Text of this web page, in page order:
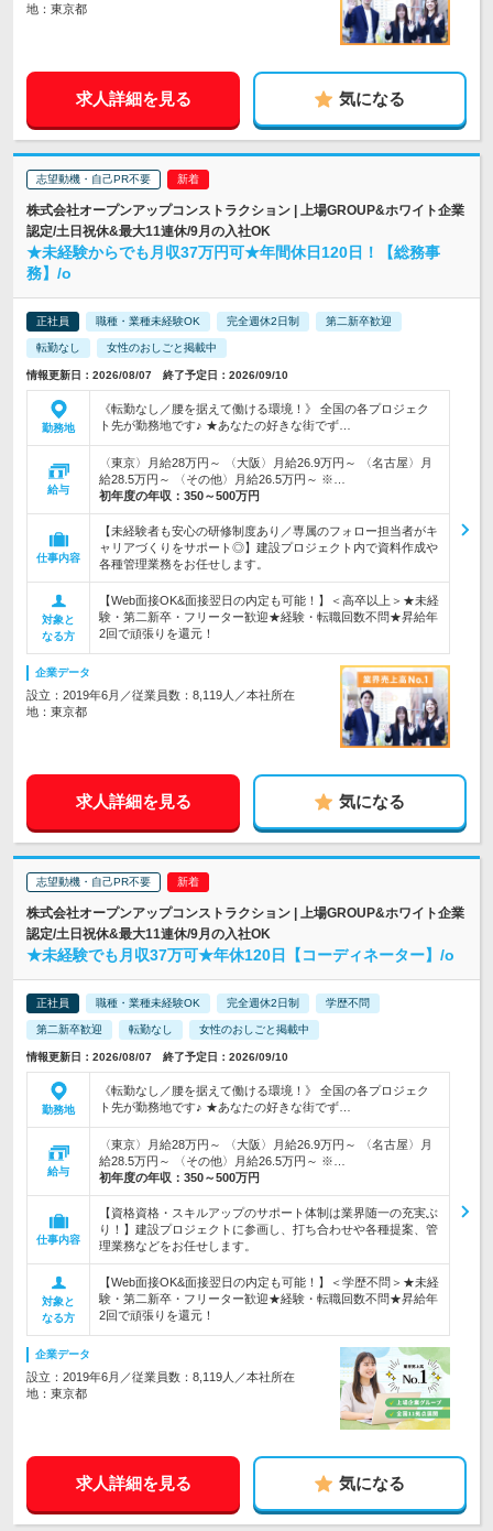
地：東京都
求人詳細を見る 気になる
志望動機・自己PR不要
株式会社オープンアップコンストラクション | 上場GROUP&ホワイト企業
認定/土日祝休&最大11連休/9月の入社OK
★未経験からでも月収37万円可★年間休日120日！【総務事
務】/o
正社員 職種・業種未経験OK 完全週休2日制 第二新卒歓迎
転勤なし 女性のおしごと掲載中
情報更新日：2026/08/07 終了予定日：2026/09/10
勤務地
《転勤なし／腰を据えて働ける環境！》 全国の各プロジェク
ト先が勤務地です♪ ★あなたの好きな街でず…
給与
〈東京〉月給28万円～ 〈大阪〉月給26.9万円～ 〈名古屋〉月
給28.5万円～ 〈その他〉月給26.5万円～ ※…
初年度の年収： 350～500万円
仕事内容
【未経験者も安心の研修制度あり／専属のフォロー担当者がキ
ャリアづくりをサポート◎】建設プロジェクト内で資料作成や
各種管理業務をお任せします。
対象と
なる方
【Web面接OK&面接翌日の内定も可能！】＜高卒以上＞★未経
験・第二新卒・フリーター歓迎★経験・転職回数不問★昇給年
2回で頑張りを還元！
企業データ
設立：2019年6月／従業員数：8,119人／本社所在
地：東京都
求人詳細を見る 気になる
志望動機・自己PR不要
株式会社オープンアップコンストラクション | 上場GROUP&ホワイト企業
認定/土日祝休&最大11連休/9月の入社OK
★未経験でも月収37万可★年休120日【コーディネーター】/o
正社員 職種・業種未経験OK 完全週休2日制 学歴不問
第二新卒歓迎 転勤なし 女性のおしごと掲載中
情報更新日：2026/08/07 終了予定日：2026/09/10
勤務地
《転勤なし／腰を据えて働ける環境！》 全国の各プロジェク
ト先が勤務地です♪ ★あなたの好きな街でず…
給与
〈東京〉月給28万円～ 〈大阪〉月給26.9万円～ 〈名古屋〉月
給28.5万円～ 〈その他〉月給26.5万円～ ※…
初年度の年収： 350～500万円
仕事内容
【資格資格・スキルアップのサポート体制は業界随一の充実ぶ
り！】建設プロジェクトに参画し、打ち合わせや各種提案、管
理業務などをお任せします。
対象と
なる方
【Web面接OK&面接翌日の内定も可能！】＜学歴不問＞★未経
験・第二新卒・フリーター歓迎★経験・転職回数不問★昇給年
2回で頑張りを還元！
企業データ
設立：2019年6月／従業員数：8,119人／本社所在
地：東京都
求人詳細を見る 気になる